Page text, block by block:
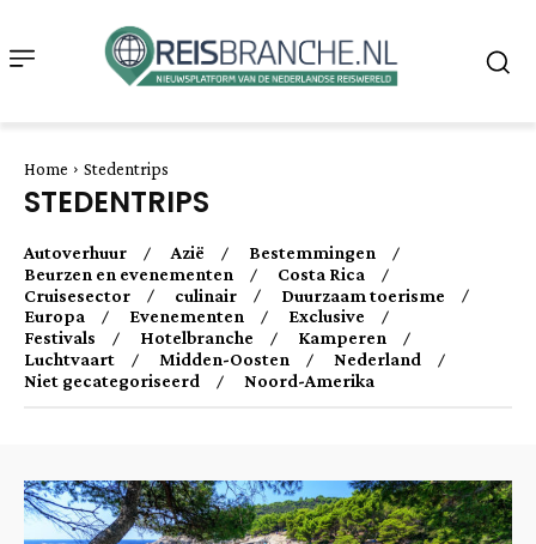
Home Stedentrips
STEDENTRIPS
Autoverhuur Azië
Bestemmingen
Beurzen en evenementen
Costa Rica
Cruisesector
culinair
Duurzaam toerisme
Europa
Evenementen
Exclusive
Festivals
Hotelbranche
Kamperen
Luchtvaart
Midden-Oosten
Nederland
Niet gecategoriseerd
Noord-Amerika